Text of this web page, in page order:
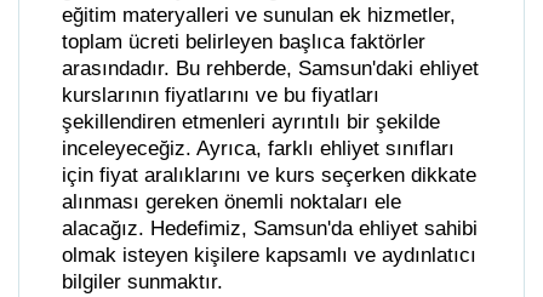
eğitim materyalleri ve sunulan ek hizmetler,
toplam ücreti belirleyen başlıca faktörler
arasındadır. Bu rehberde, Samsun'daki ehliyet
kurslarının fiyatlarını ve bu fiyatları
şekillendiren etmenleri ayrıntılı bir şekilde
inceleyeceğiz. Ayrıca, farklı ehliyet sınıfları
için fiyat aralıklarını ve kurs seçerken dikkate
alınması gereken önemli noktaları ele
alacağız. Hedefimiz, Samsun'da ehliyet sahibi
olmak isteyen kişilere kapsamlı ve aydınlatıcı
bilgiler sunmaktır.